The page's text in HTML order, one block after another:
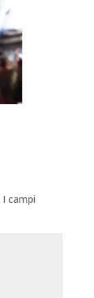
I campi